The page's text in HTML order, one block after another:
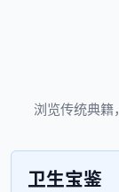
浏览传统典籍，
卫生宝鉴